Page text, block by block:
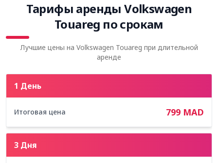
Тарифы аренды Volkswagen
Touareg по срокам
Лучшие цены на Volkswagen Touareg при длительной
аренде
1 День
Итоговая цена 799 MAD
3 Дня